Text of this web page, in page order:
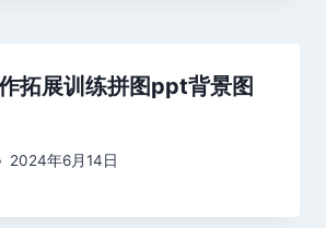
拓展训练拼图ppt背景图
2024年6月14日